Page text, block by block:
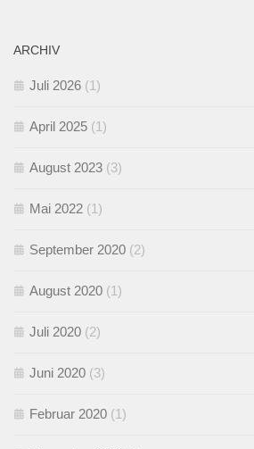
ARCHIV
Juli 2026 (1)
April 2025 (1)
August 2023 (3)
Mai 2022 (1)
September 2020 (2)
August 2020 (1)
Juli 2020 (2)
Juni 2020 (3)
Februar 2020 (1)